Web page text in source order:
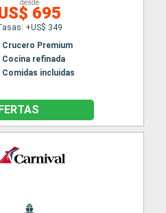
desde
695
+US$ 349
Crucero Premium
Cocina refinada
Comidas incluidas